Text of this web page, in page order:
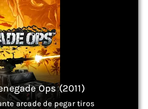
Ops (2011)
arcade de pegar tiros